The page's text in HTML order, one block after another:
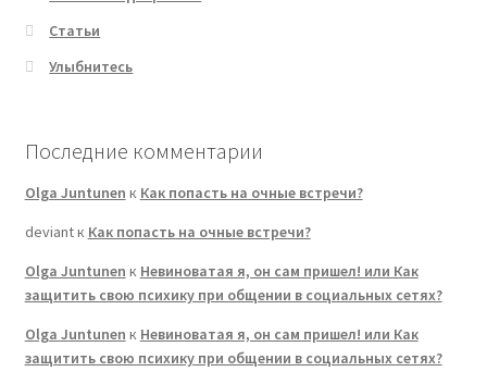
Статьи
Улыбнитесь
Последние комментарии
Olga Juntunen к Как попасть на очные встречи?
deviantк Как попасть на очные встречи?
Olga Juntunen к Невиноватая я, он сам пришел! или Как
защитить свою психику при общении в социальных сетях?
Olga Juntunen к Невиноватая я, он сам пришел! или Как
защитить свою психику при общении в социальных сетях?